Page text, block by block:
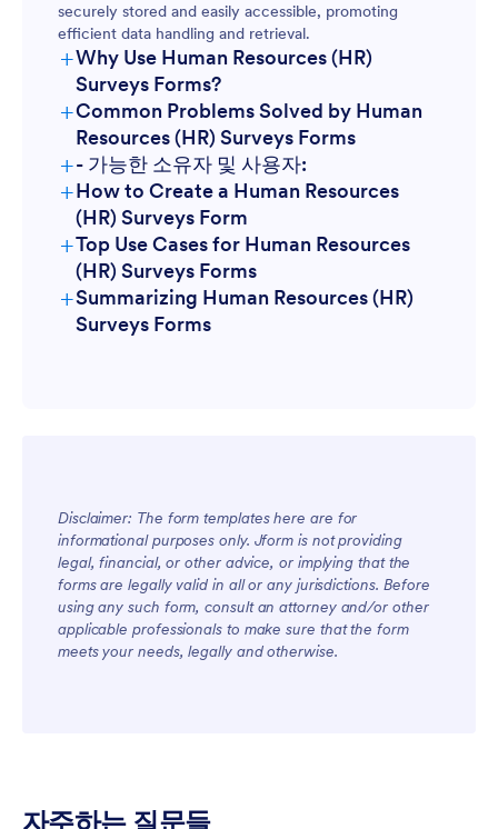
securely stored and easily accessible, promoting
efficient data handling and retrieval.
+Why Use Human Resources (HR)
Surveys Forms?
+Common Problems Solved by Human
Resources (HR) Surveys Forms
+- 가능한 소유자 및 사용자:
+How to Create a Human Resources
(HR) Surveys Form
+Top Use Cases for Human Resources
(HR) Surveys Forms
For Managers
For Teams
+Summarizing Human Resources (HR)
Surveys Forms
Disclaimer: The form templates here are for
informational purposes only. Jform is not providing
legal, financial, or other advice, or implying that the
forms are legally valid in all or any jurisdictions. Before
using any such form, consult an attorney and/or other
applicable professionals to make sure that the form
meets your needs, legally and otherwise.
자주하는 질문들